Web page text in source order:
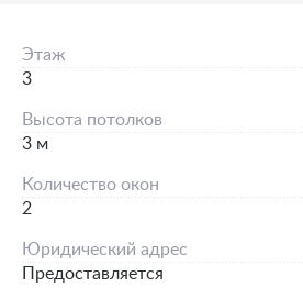
Этаж
3
Высота потолков
3 м
Количество окон
2
Юридический адрес
Предоставляется